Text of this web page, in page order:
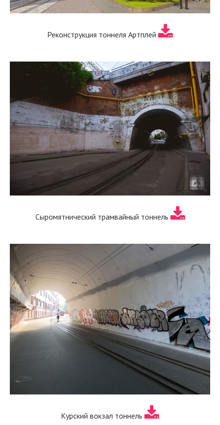
Реконструкция тоннеля Артплей
Сыромятнический трамвайный тоннель
Курский вокзал тоннель